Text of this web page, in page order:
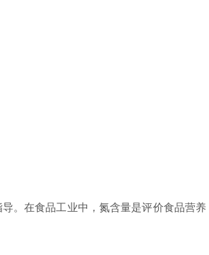
。在食品工业中，氮含量是评价食品营养